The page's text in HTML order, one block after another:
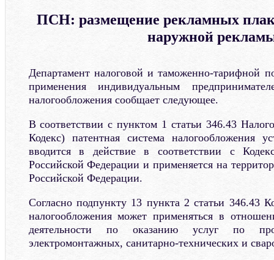
ПСН: размещение рекламных
наружной
Департамент налоговой и таможенно-тарифной
применения индивидуальным
налогообложения сообщает следующее.
В соответствии с пунктом 1 статьи 346.43
Кодекс) патентная система налогообложения
вводится в действие в соответствии с
Российской Федерации и применяется на
Российской Федерации.
Согласно подпункту 13 пункта 2 статьи 346.43
налогообложения может применяться в
деятельности по оказанию услуг по
электромонтажных, санитарно-технических и